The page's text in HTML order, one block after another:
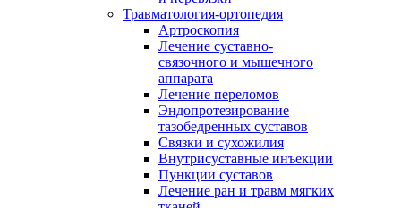
Травматология-ортопедия
Артроскопия
Лечение суставно-
связочного и мышечного
аппарата
Лечение переломов
Эндопротезирование
тазобедренных суставов
Связки и сухожилия
Внутрисуставные инъекции
Пункции суставов
Лечение ран и травм мягких